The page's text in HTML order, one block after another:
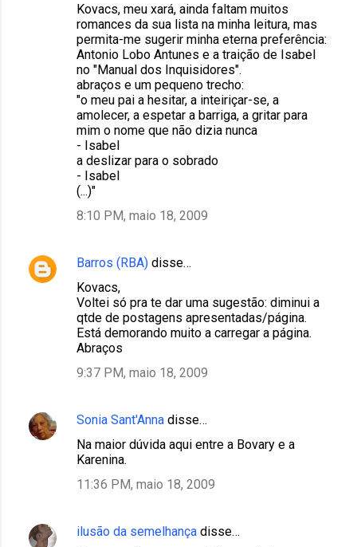
Kovacs, meu xará, ainda faltam muitos
romances da sua lista na minha leitura, mas
permita-me sugerir minha eterna preferência:
Antonio Lobo Antunes e a traição de Isabel
no "Manual dos Inquisidores".
abraços e um pequeno trecho:
"o meu pai a hesitar, a inteiriçar-se, a
amolecer, a espetar a barriga, a gritar para
mim o nome que não dizia nunca
- Isabel
a deslizar para o sobrado
- Isabel
(...)"
8:10 PM, maio 18, 2009
Barros (RBA) disse…
Kovacs,
Voltei só pra te dar uma sugestão: diminui a
qtde de postagens apresentadas/página.
Está demorando muito a carregar a página.
Abraços
9:37 PM, maio 18, 2009
Sonia Sant'Anna disse…
Na maior dúvida aqui entre a Bovary e a
Karenina.
11:36 PM, maio 18, 2009
ilusão da semelhança disse…